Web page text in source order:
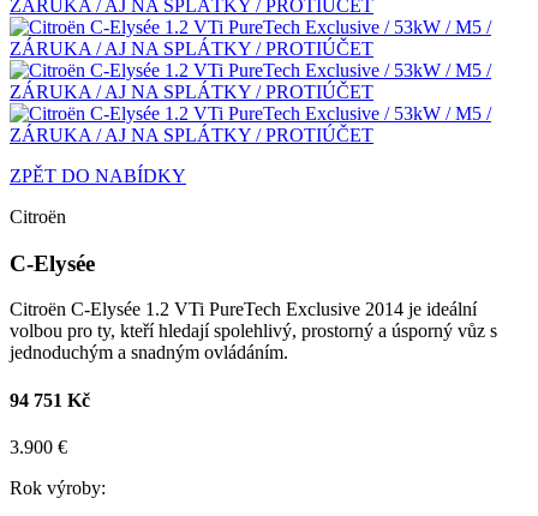
ZPĚT DO NABÍDKY
Citroën
C-Elysée
Citroën C-Elysée 1.2 VTi PureTech Exclusive 2014 je ideální
volbou pro ty, kteří hledají spolehlivý, prostorný a úsporný vůz s
jednoduchým a snadným ovládáním.
94 751 Kč
3.900 €
Rok výroby: